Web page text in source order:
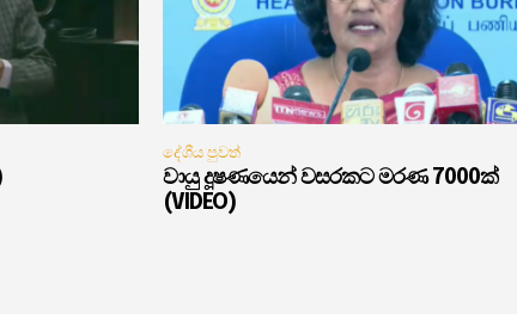
දේශීය පුවත්
වායු දූෂණයෙන් වසරකට මරණ 7000ක්
(VIDEO)